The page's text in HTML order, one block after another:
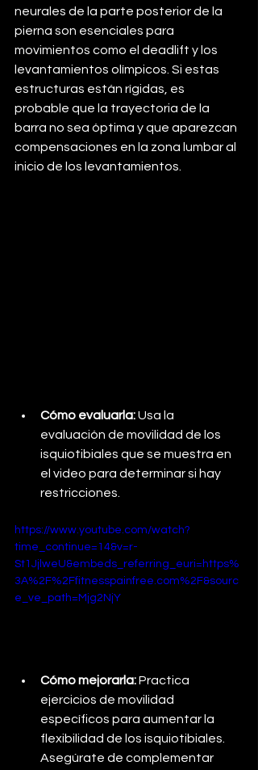
neurales de la parte posterior de la
pierna son esenciales para
movimientos como el deadlift y los
levantamientos olímpicos. Si estas
estructuras están rígidas, es
probable que la trayectoria de la
barra no sea óptima y que aparezcan
compensaciones en la zona lumbar al
inicio de los levantamientos.
Cómo evaluarla: Usa la
evaluación de movilidad de los
isquiotibiales que se muestra en
el video para determinar si hay
restricciones.
https://www.youtube.com/watch?
time_continue=14&v=r-
St1JjlweU&embeds_referring_euri=https%
3A%2F%2Ffitnesspainfree.com%2F&sourc
e_ve_path=Mjg2NjY
Cómo mejorarla: Practica
ejercicios de movilidad
específicos para aumentar la
flexibilidad de los isquiotibiales.
Asegúrate de complementar